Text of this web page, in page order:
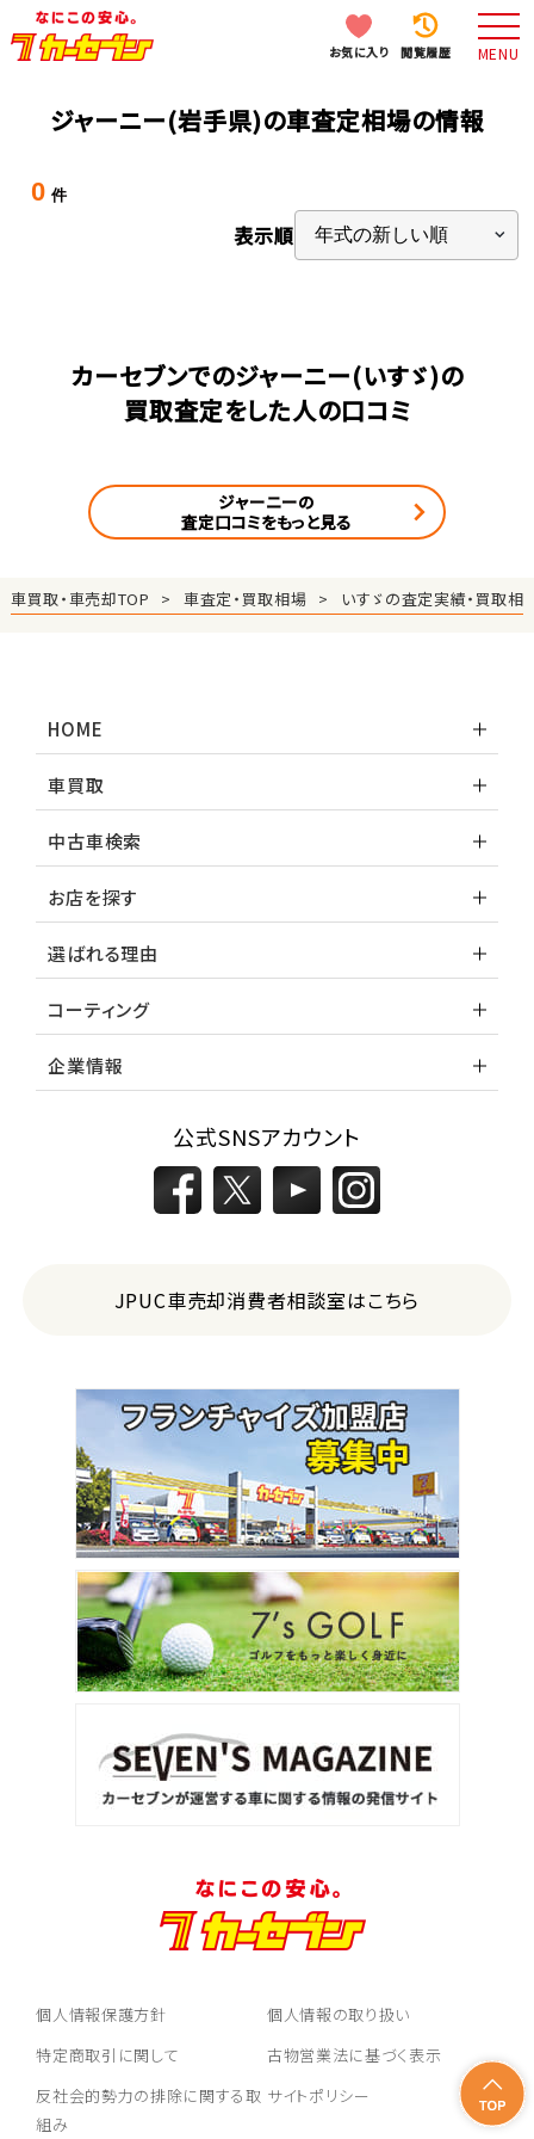
お気に入り 閲覧履歴 MENU
ジャーニー(岩手県)の車査定相場の情報
0 件
表示順
カーセブンでのジャーニー(いすゞ)の
買取査定をした人の口コミ
ジャーニーの
査定口コミをもっと見る
車買取・車売却TOP 車査定・買取相場 いすゞの査定実績・買取相
HOME
車買取
中古車検索
お店を探す
選ばれる理由
コーティング
企業情報
公式SNSアカウント
JPUC車売却消費者相談室はこちら
個人情報保護方針
個人情報の取り扱い
特定商取引に関して
古物営業法に基づく表示
反社会的勢力の排除に関する取
組み
サイトポリシー